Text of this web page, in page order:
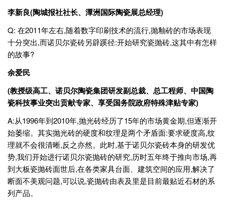
李新良(陶城报社社长、潭洲国际陶瓷展总经理)
Q: 在2011年左右,随着数字印刷技术的流行,抛釉砖的市场表现
十分突出,而诺贝尔瓷砖另辟蹊径:开始研究瓷抛砖,这其中有怎样
的故事?
余爱民
(教授级高工、诺贝尔陶瓷集团研发副总裁、总工程师、中国陶
瓷科技事业突出贡献专家、享受国务院政府特殊津贴专家)
A:从1996年到2010年,抛光砖经历了15年的市场黄金期,但逐渐开
始萎缩。其实抛光砖的硬度和纹理是两个矛盾面:要求硬度高,纹
理就不会很清晰,反之亦然。此时,基于诺贝尔瓷砖本身的研发优
势,我们开始进行诺贝尔瓷抛砖的研究,历时五年终于推向市场,再
到大板瓷抛砖面世后,在各类家具台面、建筑空间的应用,解决了
断面不美观问题,可以说,瓷抛砖由表及里是目前最贴近石材的系
列产品。